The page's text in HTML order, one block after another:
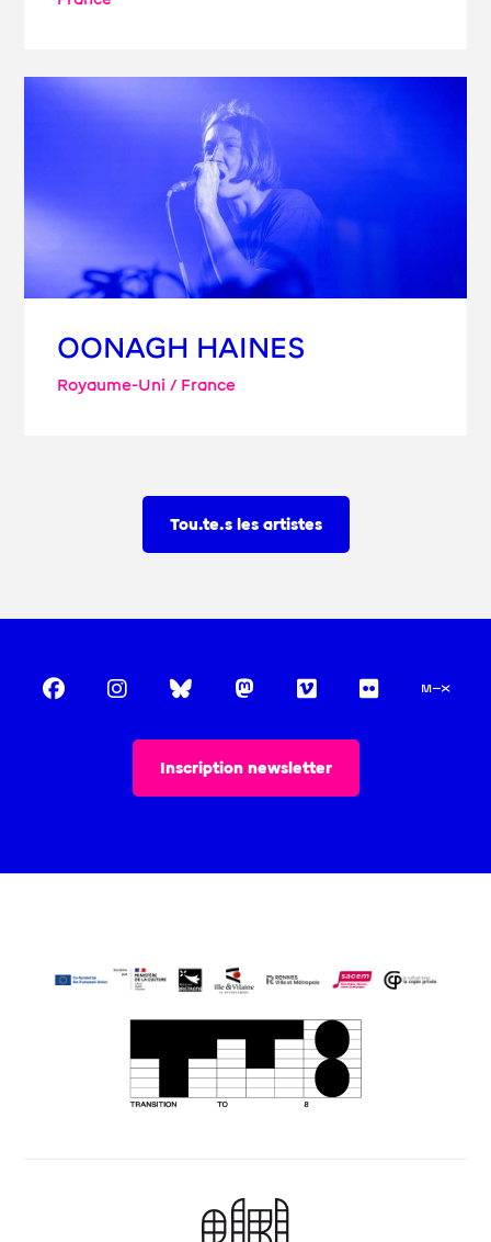
OONAGH HAINES
Royaume-Uni / France
Tou.te.s les artistes
Inscription newsletter